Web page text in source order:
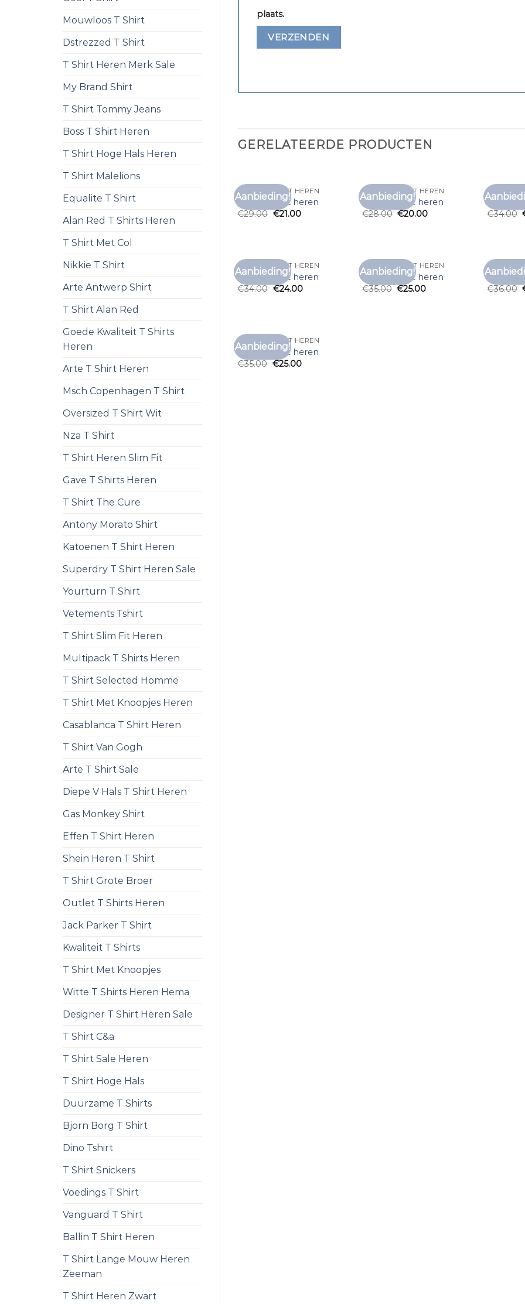
Mouwloos T Shirt
Dstrezzed T Shirt
T Shirt Heren Merk Sale
My Brand Shirt
T Shirt Tommy Jeans
Boss T Shirt Heren
T Shirt Hoge Hals Heren
T Shirt Malelions
Equalite T Shirt
Alan Red T Shirts Heren
T Shirt Met Col
Nikkie T Shirt
Arte Antwerp Shirt
T Shirt Alan Red
Goede Kwaliteit T Shirts
Heren
Arte T Shirt Heren
Msch Copenhagen T Shirt
Oversized T Shirt Wit
Nza T Shirt
T Shirt Heren Slim Fit
Gave T Shirts Heren
T Shirt The Cure
Antony Morato Shirt
Katoenen T Shirt Heren
Superdry T Shirt Heren Sale
Yourturn T Shirt
Vetements Tshirt
T Shirt Slim Fit Heren
Multipack T Shirts Heren
T Shirt Selected Homme
T Shirt Met Knoopjes Heren
Casablanca T Shirt Heren
T Shirt Van Gogh
Arte T Shirt Sale
Diepe V Hals T Shirt Heren
Gas Monkey Shirt
Effen T Shirt Heren
Shein Heren T Shirt
T Shirt Grote Broer
Outlet T Shirts Heren
Jack Parker T Shirt
Kwaliteit T Shirts
T Shirt Met Knoopjes
Witte T Shirts Heren Hema
Designer T Shirt Heren Sale
T Shirt C&a
T Shirt Sale Heren
T Shirt Hoge Hals
Duurzame T Shirts
Bjorn Borg T Shirt
Dino Tshirt
T Shirt Snickers
Voedings T Shirt
Vanguard T Shirt
Ballin T Shirt Heren
T Shirt Lange Mouw Heren
Zeeman
T Shirt Heren Zwart
plaats.
GERELATEERDE PRODUCTEN
Aanbieding!
Toevoegen
aan
ONDER T SHIRT HEREN
onder t shirt heren
€29.00 €21.00
Aanbieding!
Toevoegen
aan
ONDER T SHIRT HEREN
onder t shirt heren
€28.00 €20.00
ONDER T
onder t
€34.00
Aanbieding!
Toevoegen
aan
ONDER T SHIRT HEREN
onder t shirt heren
€34.00 €24.00
Aanbieding!
Toevoegen
aan
ONDER T SHIRT HEREN
onder t shirt heren
€35.00 €25.00
ONDER T
onder t
€36.00
Aanbieding!
Toevoegen
aan
ONDER T SHIRT HEREN
onder t shirt heren
€35.00 €25.00